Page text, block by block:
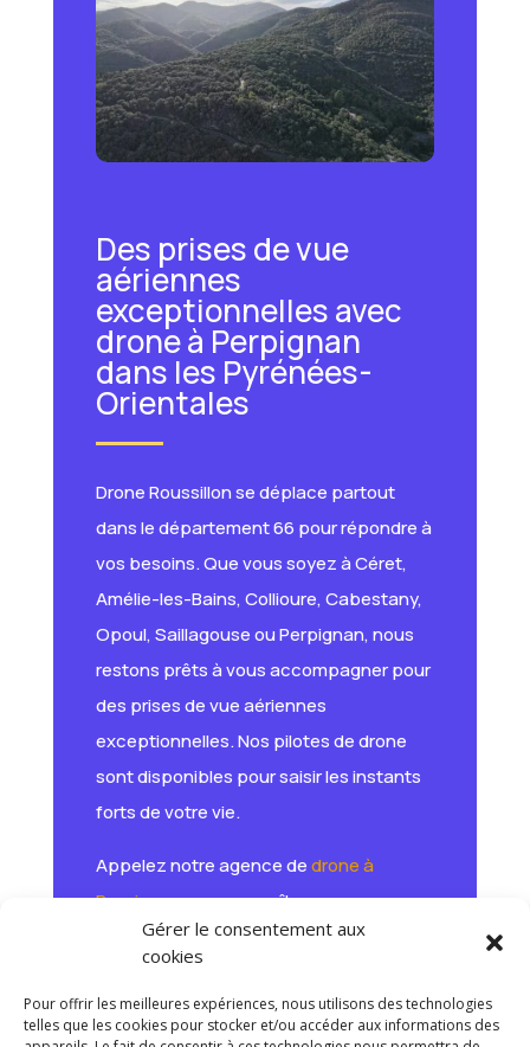
Gérer le consentement aux
cookies
Pour offrir les meilleures expériences, nous utilisons des technologies
telles que les cookies pour stocker et/ou accéder aux informations des
Des prises de vue
aériennes
exceptionnelles avec
drone à Perpignan
dans les Pyrénées-
Orientales
Drone Roussillon se déplace partout
dans le département 66 pour répondre à
vos besoins. Que vous soyez à Céret,
Amélie-les-Bains, Collioure, Cabestany,
Opoul, Saillagouse ou Perpignan, nous
restons prêts à vous accompagner pour
des prises de vue aériennes
exceptionnelles. Nos pilotes de drone
sont disponibles pour saisir les instants
forts de votre vie.
Appelez notre agence dedrone à
Perpignanpour connaître nos
disponibilités.
Télépilote de drone /Drone Perpignan/Drone